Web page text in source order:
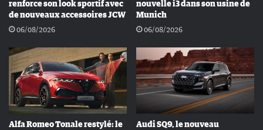
renforce son look sportif avec
de nouveaux accessoires JCW
06/08/2026
nouvelle i3 dans son usine de
Munich
06/08/2026
Alfa Romeo Tonale restylé: le
Audi SQ9, le nouveau